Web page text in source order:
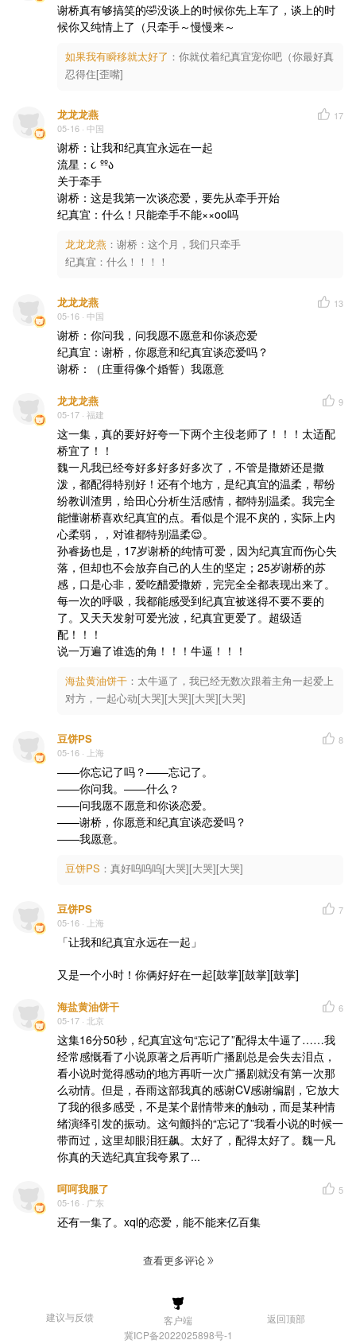
谢桥真有够搞笑的🤣没谈上的时候你先上车了，谈上的时
候你又纯情上了（只牵手～慢慢来～
如果我有瞬移就太好了 ： 你就仗着纪真宜宠你吧（你最好真
忍得住[歪嘴]
龙龙龙燕
05-16 · 中国
17
谢桥：让我和纪真宜永远在一起
流星：૮ ººა
关于牵手
谢桥：这是我第一次谈恋爱，要先从牵手开始
纪真宜：什么！只能牵手不能××oo吗
龙龙龙燕 ： 谢桥：这个月，我们只牵手
纪真宜：什么！！！！
龙龙龙燕
05-16 · 中国
13
谢桥：你问我，问我愿不愿意和你谈恋爱
纪真宜：谢桥，你愿意和纪真宜谈恋爱吗？
谢桥：（庄重得像个婚誓）我愿意
龙龙龙燕
05-17 · 福建
9
这一集，真的要好好夸一下两个主役老师了！！！太适配
桥宜了！！
魏一凡我已经夸好多好多好多次了，不管是撒娇还是撒
泼，都配得特别好！还有个地方，是纪真宜的温柔，帮纷
纷教训渣男，给田心分析生活感情，都特别温柔。我完全
能懂谢桥喜欢纪真宜的点。看似是个混不戾的，实际上内
心柔弱，，对谁都特别温柔😌。
孙睿扬也是，17岁谢桥的纯情可爱，因为纪真宜而伤心失
落，但却也不会放弃自己的人生的坚定；25岁谢桥的苏
感，口是心非，爱吃醋爱撒娇，完完全全都表现出来了。
每一次的呼吸，我都能感受到纪真宜被迷得不要不要的
了。又天天发射可爱光波，纪真宜更爱了。超级适
配！！！
说一万遍了谁选的角！！！牛逼！！！
海盐黄油饼干 ： 太牛逼了，我已经无数次跟着主角一起爱上
对方，一起心动[大哭][大哭][大哭][大哭]
豆饼PS
05-16 · 上海
8
——你忘记了吗？——忘记了。
——你问我。——什么？
——问我愿不愿意和你谈恋爱。
——谢桥，你愿意和纪真宜谈恋爱吗？
——我愿意。
豆饼PS ： 真好呜呜呜[大哭][大哭][大哭]
豆饼PS
05-16 · 上海
7
「让我和纪真宜永远在一起」
又是一个小时！你俩好好在一起[鼓掌][鼓掌][鼓掌]
海盐黄油饼干
05-17 · 北京
6
这集16分50秒，纪真宜这句“忘记了”配得太牛逼了……我
经常感慨看了小说原著之后再听广播剧总是会失去泪点，
看小说时觉得感动的地方再听一次广播剧就没有第一次那
么动情。但是，吞雨这部我真的感谢CV感谢编剧，它放大
了我的很多感受，不是某个剧情带来的触动，而是某种情
绪演绎引发的振动。这句颤抖的“忘记了”我看小说的时候一
带而过，这里却眼泪狂飙。太好了，配得太好了。魏一凡
你真的天选纪真宜我夸累了...
呵呵我服了
05-16 · 广东
5
还有一集了。xql的恋爱，能不能来亿百集
查看更多评论
建议与反馈 客户端
返回顶部
冀ICP备2022025898号-1